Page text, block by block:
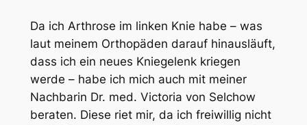
Da ich Arthrose im linken Knie habe – was
laut meinem Orthopäden darauf hinausläuft,
dass ich ein neues Kniegelenk kriegen
werde – habe ich mich auch mit meiner
Nachbarin Dr. med. Victoria von Selchow
beraten. Diese riet mir, da ich freiwillig nicht